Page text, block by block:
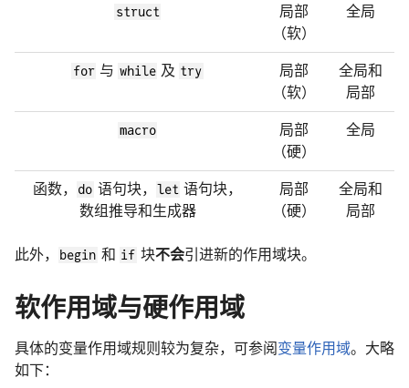
struct
局部
（软）
全局
for 与 while 及 try
局部
（软）
全局和
局部
macro
局部
（硬）
全局
函数， do 语句块， let 语句块，
数组推导和生成器
局部
（硬）
全局和
局部
此外， begin 和 if 块不会引进新的作用域块。
软作用域与硬作用域
具体的变量作用域规则较为复杂，可参阅 变量作用域。大略
如下：